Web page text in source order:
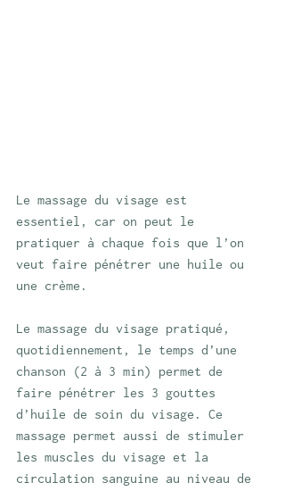
Le massage du visage est
essentiel, car on peut le
pratiquer à chaque fois que l’on
veut faire pénétrer une huile ou
une crème.
Le massage du visage pratiqué,
quotidiennement, le temps d’une
chanson (2 à 3 min) permet de
faire pénétrer les 3 gouttes
d’huile de soin du visage. Ce
massage permet aussi de stimuler
les muscles du visage et la
circulation sanguine au niveau de